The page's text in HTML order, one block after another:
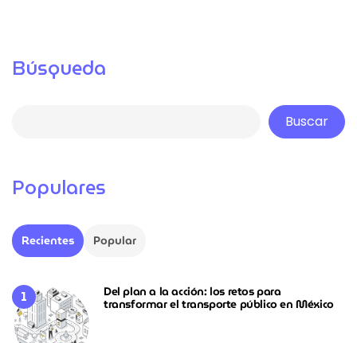
Búsqueda
Buscar
Populares
Recientes Popular
Del plan a la acción: los retos para
transformar el transporte público en México